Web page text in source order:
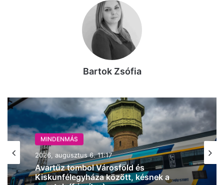
Bartok Zsófia
MINDENMÁS
2026, augusztus 6. 11:17
Avartűz tombol Városföld és
Kiskunfélegyháza között, késnek a